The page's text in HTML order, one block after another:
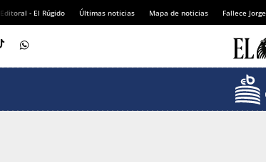
Editoral - El Rúgido Últimas noticias Mapa de noticias Fallece